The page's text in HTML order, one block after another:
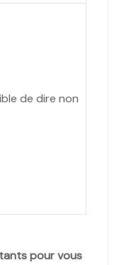
de dire non
pour vous